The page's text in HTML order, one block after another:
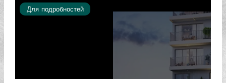
Для подробностей
Настоящим я даю согласие на
получение маркетингового
если мой номер телефона
внесён в реестр «Не звонить»
Управления по защите прав